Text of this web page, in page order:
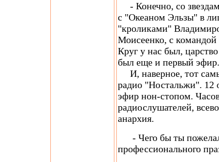
- Конечно, со
с "Океаном Эльзы" в
"кроликами"
Моисеенко, с
Круг у нас был,
был еще и первый
И, наверное, тот
радио "Ностальжи". 12
эфир нон-стопом.
радиослушателей,
анархия.
- Чего бы ты
профессионального